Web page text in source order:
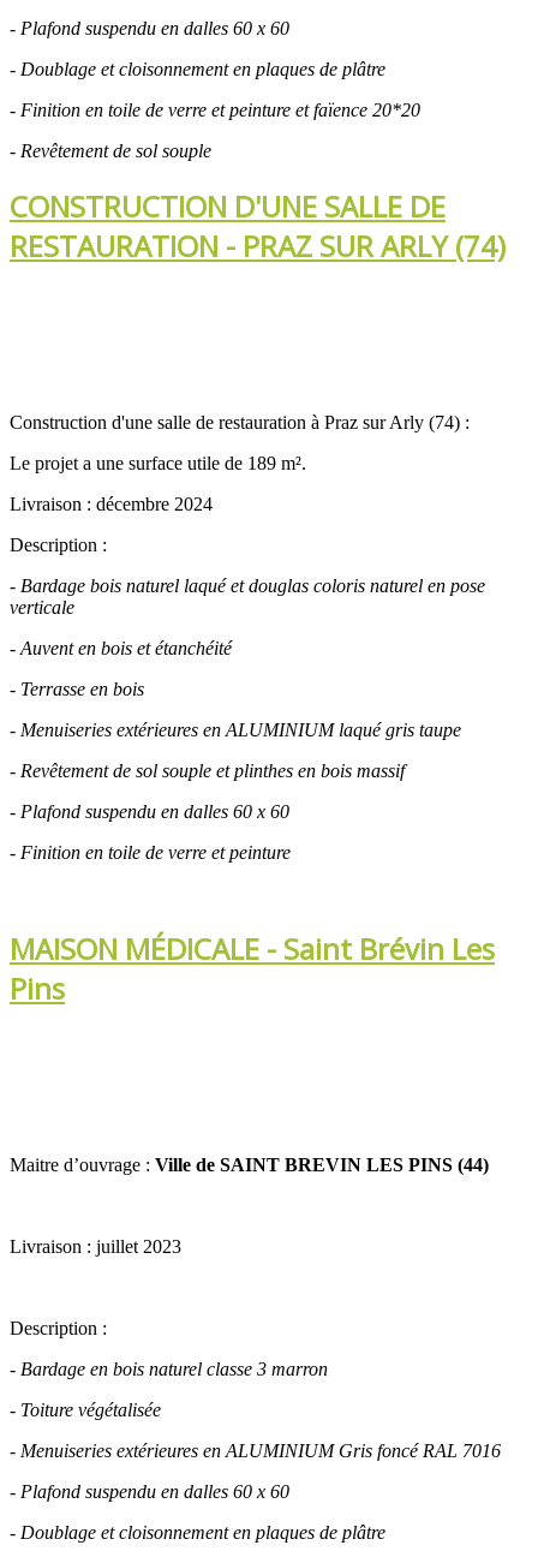
- Plafond suspendu en dalles 60 x 60
- Doublage et cloisonnement en plaques de plâtre
- Finition en toile de verre et peinture et faïence 20*20
- Revêtement de sol souple
CONSTRUCTION D'UNE SALLE DE
RESTAURATION - PRAZ SUR ARLY (74)
Construction d'une salle de restauration à Praz sur Arly (74) :
Le projet a une surface utile de 189 m².
Livraison : décembre 2024
Description :
- Bardage bois naturel laqué et douglas coloris naturel en pose
verticale
- Auvent en bois et étanchéité
- Terrasse en bois
- Menuiseries extérieures en ALUMINIUM laqué gris taupe
- Revêtement de sol souple et plinthes en bois massif
- Plafond suspendu en dalles 60 x 60
- Finition en toile de verre et peinture
MAISON MÉDICALE - Saint Brévin Les
Pins
Maitre d’ouvrage : Ville de SAINT BREVIN LES PINS (44)
Livraison : juillet 2023
Description :
- Bardage en bois naturel classe 3 marron
- Toiture végétalisée
- Menuiseries extérieures en ALUMINIUM Gris foncé RAL 7016
- Plafond suspendu en dalles 60 x 60
- Doublage et cloisonnement en plaques de plâtre